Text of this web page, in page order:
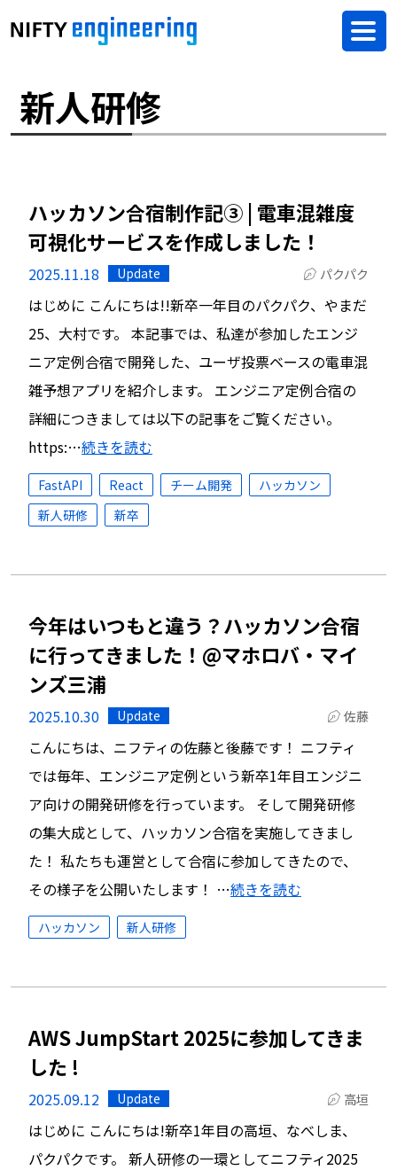
新人研修
ハッカソン合宿制作記③ | 電車混雑度
可視化サービスを作成しました！
2025.11.18 Update パクパク
はじめに こんにちは!!新卒一年目のパクパク、やまだ
25、大村です。 本記事では、私達が参加したエンジ
ニア定例合宿で開発した、ユーザ投票ベースの電車混
雑予想アプリを紹介します。 エンジニア定例合宿の
詳細につきましては以下の記事をご覧ください。
https:…続きを読む
FastAPI React チーム開発
ハッカソン
新人研修
新卒
今年はいつもと違う？ハッカソン合宿
に行ってきました！@マホロバ・マイ
ンズ三浦
2025.10.30 Update 佐藤
こんにちは、ニフティの佐藤と後藤です！ ニフティ
では毎年、エンジニア定例という新卒1年目エンジニ
ア向けの開発研修を行っています。 そして開発研修
の集大成として、ハッカソン合宿を実施してきまし
た！ 私たちも運営として合宿に参加してきたので、
その様子を公開いたします！ …続きを読む
ハッカソン 新人研修
AWS JumpStart 2025に参加してきま
した !
2025.09.12 Update 高垣
はじめに こんにちは!新卒1年目の高垣、なべしま、
パクパクです。 新人研修の一環としてニフティ2025